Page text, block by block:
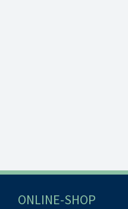
ONLINE-SHOP